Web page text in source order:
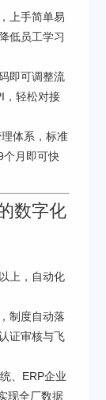
上手简单易
低员工学习
即可调整流
，轻松对接
体系，标准
个月即可快
数字化
上，自动化
制度自动落
证审核与飞
、ERP企业
现全厂数据